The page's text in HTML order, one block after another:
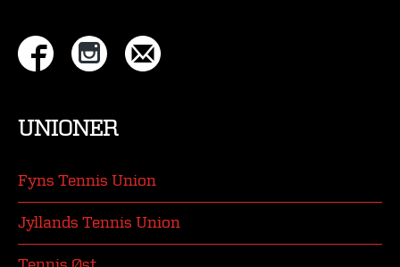
UNIONER
Fyns Tennis Union
Jyllands Tennis Union